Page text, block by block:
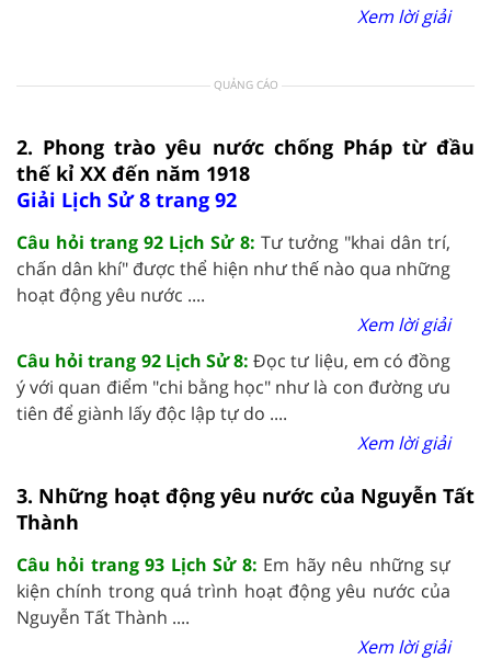
Xem lời giải
QUẢNG CÁO
2. Phong trào yêu nước chống Pháp từ đầu
thế kỉ XX đến năm 1918
Giải Lịch Sử 8 trang 92
Câu hỏi trang 92 Lịch Sử 8: Tư tưởng "khai dân trí,
chấn dân khí" được thể hiện như thế nào qua những
hoạt động yêu nước ....
Xem lời giải
Câu hỏi trang 92 Lịch Sử 8:Đọc tư liệu, em có đồng
ý với quan điểm "chi bằng học" như là con đường ưu
tiên để giành lấy độc lập tự do ....
Xem lời giải
3. Những hoạt động yêu nước của Nguyễn Tất
Thành
Câu hỏi trang 93 Lịch Sử 8: Em hãy nêu những sự
kiện chính trong quá trình hoạt động yêu nước của
Nguyễn Tất Thành ....
Xem lời giải